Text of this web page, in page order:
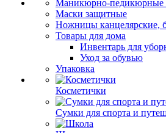
Маникюрно-педикюрные
Маски защитные
Ножницы канцелярские,
Товары для дома
Инвентарь для
Уход за обувью
Упаковка
Косметички
Сумки для спорта и